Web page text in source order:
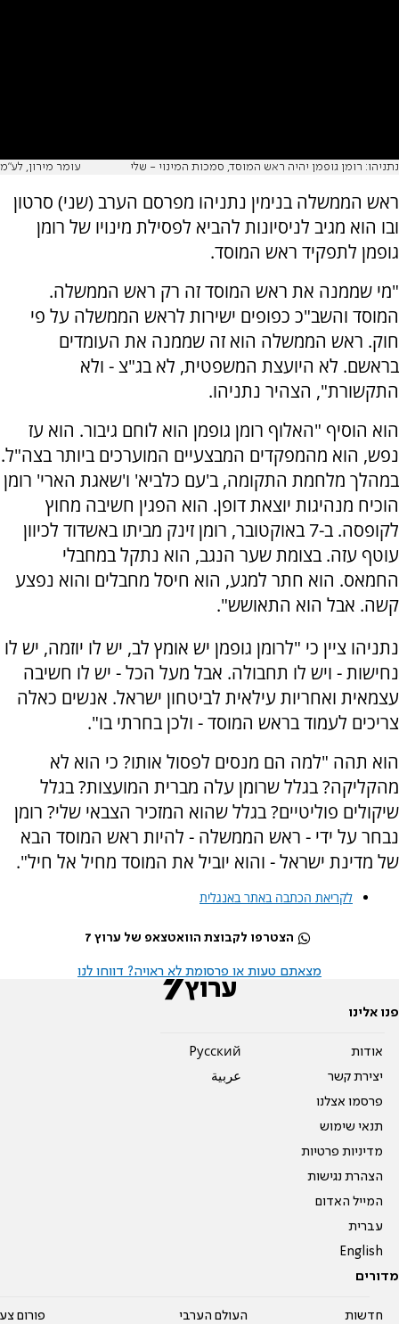
נתניהו: רומן גופמן יהיה ראש המוסד, סמכות המינוי - שלי עומר מירון, לע"מ
ראש הממשלה בנימין נתניהו מפרסם הערב (שני) סרטון
ובו הוא מגיב לניסיונות להביא לפסילת מינויו של רומן
גופמן לתפקיד ראש המוסד.
"מי שממנה את ראש המוסד זה רק ראש הממשלה.
המוסד והשב"כ כפופים ישירות לראש הממשלה על פי
חוק. ראש הממשלה הוא זה שממנה את העומדים
בראשם. לא היועצת המשפטית, לא בג"צ - ולא
התקשורת", הצהיר נתניהו.
הוא הוסיף "האלוף רומן גופמן הוא לוחם גיבור. הוא עז
נפש, הוא מהמפקדים המבצעיים המוערכים ביותר בצה"ל.
במהלך מלחמת התקומה, ב'עם כלביא' ו'שאגת הארי' רומן
הוכיח מנהיגות יוצאת דופן. הוא הפגין חשיבה מחוץ
לקופסה. ב-7 באוקטובר, רומן זינק מביתו באשדוד לכיוון
עוטף עזה. בצומת שער הנגב, הוא נתקל במחבלי
החמאס. הוא חתר למגע, הוא חיסל מחבלים והוא נפצע
קשה. אבל הוא התאושש".
נתניהו ציין כי "לרומן גופמן יש אומץ לב, יש לו יוזמה, יש לו
נחישות - ויש לו תחבולה. אבל מעל הכל - יש לו חשיבה
עצמאית ואחריות עילאית לביטחון ישראל. אנשים כאלה
צריכים לעמוד בראש המוסד - ולכן בחרתי בו".
הוא תהה "למה הם מנסים לפסול אותו? כי הוא לא
מהקליקה? בגלל שרומן עלה מברית המועצות? בגלל
שיקולים פוליטיים? בגלל שהוא המזכיר הצבאי שלי? רומן
נבחר על ידי - ראש הממשלה - להיות ראש המוסד הבא
של מדינת ישראל - והוא יוביל את המוסד מחיל אל חיל".
לקריאת הכתבה באתר באנגלית
הצטרפו לקבוצת הוואטצאפ של ערוץ 7
מצאתם טעות או פרסומת לא ראויה? דווחו לנו
פנו אלינו
אודות
יצירת קשר
פרסמו אצלנו
תנאי שימוש
מדיניות פרטיות
הצהרת נגישות
המייל האדום
עברית
English
Pусский
عربية
מדורים
חדשות העולם הערבי פורום